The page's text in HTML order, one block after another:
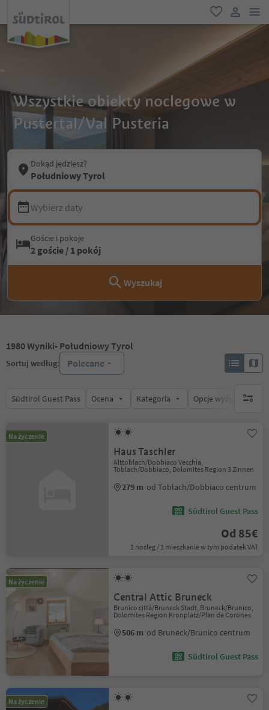
ulubione
link
Wszystkie obiekty noclegowe w
Pustertal/Val Pusteria
Dokąd jedziesz?
Południowy Tyrol
Wybierz daty
Goście i pokoje
2 goście / 1 pokój
Wyszukaj
1980Wyniki- Południowy Tyrol
Sortuj według: Polecane
Südtirol Guest Pass Ocena Kategoria Opcje wyżywieniabrak
Na życzenie
Haus Taschler
Alttoblach/Dobbiaco Vecchia,
Toblach/Dobbiaco, Dolomites Region 3 Zinnen
279 m od Toblach/Dobbiaco centrum
Südtirol Guest Pass
Od 85€
1 nocleg / 1 mieszkanie w tym podatek VAT
Na życzenie
Central Attic Bruneck
Brunico città/Bruneck Stadt, Bruneck/Brunico,
Dolomites Region Kronplatz/Plan de Corones
506 m od Bruneck/Brunico centrum
Südtirol Guest Pass
Na życzenie